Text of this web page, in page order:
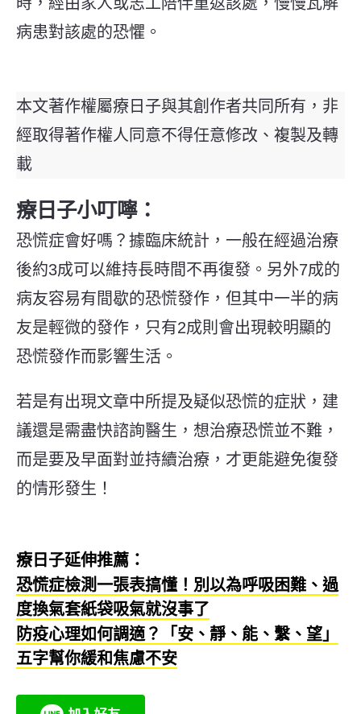
病患對該處的恐懼。
本文著作權屬療日子與其創作者共同所有，非
經取得著作權人同意不得任意修改、複製及轉
載
療日子小叮嚀：
恐慌症會好嗎？據臨床統計，一般在經過治療
後約3成可以維持長時間不再復發。另外7成的
病友容易有間歇的恐慌發作，但其中一半的病
友是輕微的發作，只有2成則會出現較明顯的
恐慌發作而影響生活。
若是有出現文章中所提及疑似恐慌的症狀，建
議還是需盡快諮詢醫生，想治療恐慌並不難，
而是要及早面對並持續治療，才更能避免復發
的情形發生！
療日子延伸推薦：
恐慌症檢測一張表搞懂！別以為呼吸困難、過
度換氣套紙袋吸氣就沒事了
防疫心理如何調適？「安、靜、能、繫、望」
五字幫你緩和焦慮不安